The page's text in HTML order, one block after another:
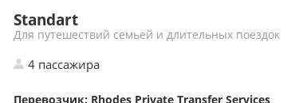
Standart
Для путешествий семьей и длительных поездок
4 пассажира
Перевозчик: Rhodes Private Transfer Services